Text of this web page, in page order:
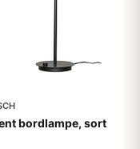
bordlampe, sort